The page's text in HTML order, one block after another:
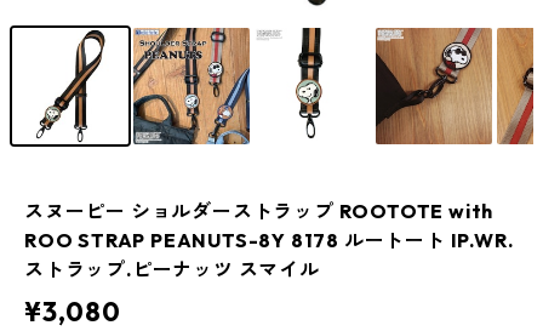
スヌーピー ショルダーストラップ ROOTOTE with
ROO STRAP PEANUTS-8Y 8178 ルートート IP.WR.
ストラップ.ピーナッツ スマイル
¥3,080